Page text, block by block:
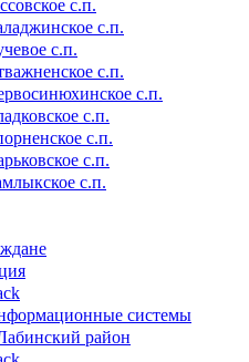
с.п.
с.п.
с.п.
с.п.
с.п.
с.п.
с.п.
с.п.
с.п.
системы
район